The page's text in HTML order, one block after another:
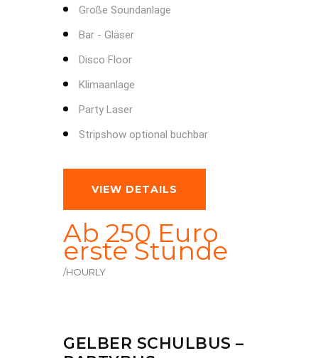
Große Soundanlage
Bar - Gläser
Disco Floor
Klimaanlage
Party Laser
Stripshow optional buchbar
VIEW DETAILS
Ab 250 Euro
erste Stunde
/HOURLY
GELBER SCHULBUS –